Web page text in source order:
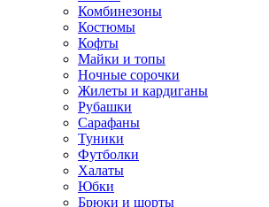
Комбинезоны
Костюмы
Кофты
Майки и топы
Ночные сорочки
Жилеты и кардиганы
Рубашки
Сарафаны
Туники
Футболки
Халаты
Юбки
Брюки и шорты